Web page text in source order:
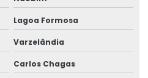
Cargas
Lagoa Formosa
Varzelândia
Carlos Chagas